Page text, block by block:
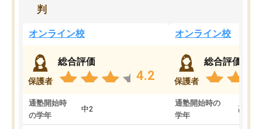
判
オンライン校
保護者
総合評価
4.2
通塾開始時
の学年
中2
オンライン校
保護者
総合評価
通塾開始時の
学年
高3